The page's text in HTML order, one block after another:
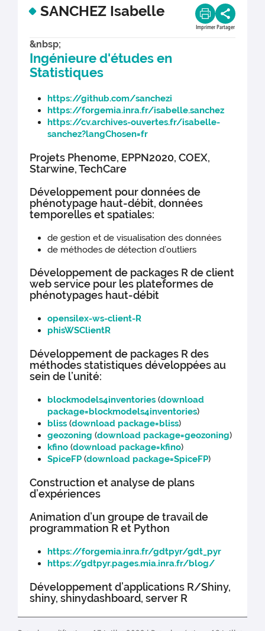
SANCHEZ Isabelle
Imprimer Partager
&nbsp;
Ingénieure d'études en
Statistiques
https://github.com/sanchezi
https://forgemia.inra.fr/isabelle.sanchez
https://cv.archives-ouvertes.fr/isabelle-
sanchez?langChosen=fr
Projets Phenome, EPPN2020, COEX,
Starwine, TechCare
Développement pour données de
phénotypage haut-débit, données
temporelles et spatiales:
de gestion et de visualisation des données
de méthodes de détection d’outliers
Développement de packages R de client
web service pour les plateformes de
phénotypages haut-débit
opensilex-ws-client-R
phisWSClientR
Développement de packages R des
méthodes statistiques développées au
sein de l’unité:
blockmodels4inventories (download
package=blockmodels4inventories)
bliss (download package=bliss)
geozoning (download package=geozoning)
kfino (download package=kfino)
SpiceFP (download package=SpiceFP)
Construction et analyse de plans
d’expériences
Animation d’un groupe de travail de
programmation R et Python
https://forgemia.inra.fr/gdtpyr/gdt_pyr
https://gdtpyr.pages.mia.inra.fr/blog/
Développement d’applications R/Shiny,
shiny, shinydashboard, server R